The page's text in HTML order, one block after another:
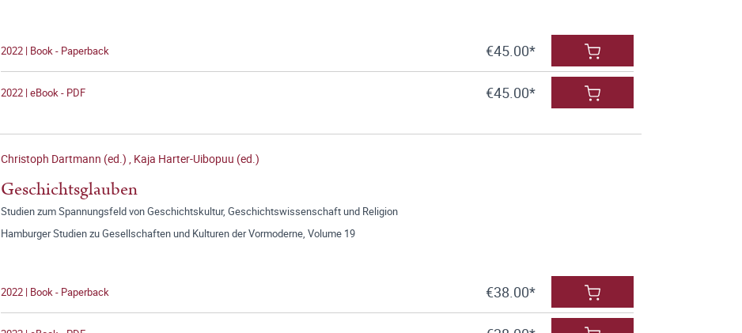
2022 | Book - Paperback €45.00*
2022 | eBook - PDF €45.00*
Christoph Dartmann (ed.) Kaja Harter-Uibopuu (ed.)
Geschichtsglauben
Studien zum Spannungsfeld von Geschichtskultur, Geschichtswissenschaft und Religion
Hamburger Studien zu Gesellschaften und Kulturen der Vormoderne, Volume 19
2022 | Book - Paperback €38.00*